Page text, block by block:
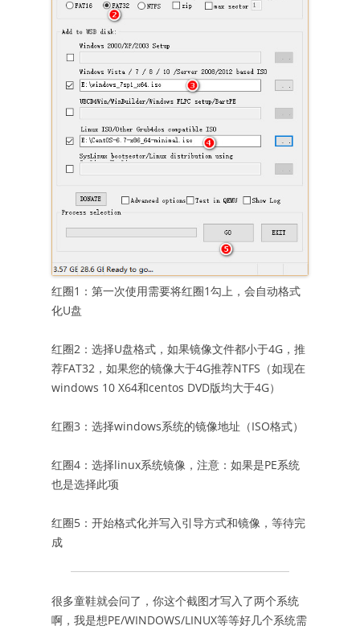
红圈1：第一次使用需要将红圈1勾上，会自动格式
化U盘
红圈2：选择U盘格式，如果镜像文件都小于4G，推
荐FAT32，如果您的镜像大于4G推荐NTFS（如现在
windows 10 X64和centos DVD版均大于4G）
红圈3：选择windows系统的镜像地址（ISO格式）
红圈4：选择linux系统镜像，注意：如果是PE系统
也是选择此项
红圈5：开始格式化并写入引导方式和镜像，等待完
成
很多童鞋就会问了，你这个截图才写入了两个系统
啊，我是想PE/WINDOWS/LINUX等等好几个系统需